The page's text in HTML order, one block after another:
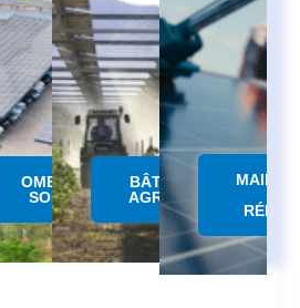
OMBRIERE
SOLAIRE
BÂTIMENTS
AGRICOLES